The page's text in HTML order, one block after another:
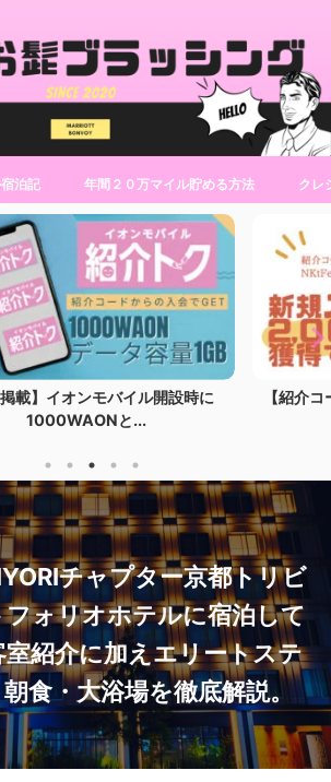
泊記 年間２０万マイル貯める方法 クレ
掲載】イオンモバイル開設時に
1000WAONと...
【紹介
チャプター京都トリビ
ォリオホテルに宿泊して
紹介に加えエリートステ
食・大浴場を徹底解説。